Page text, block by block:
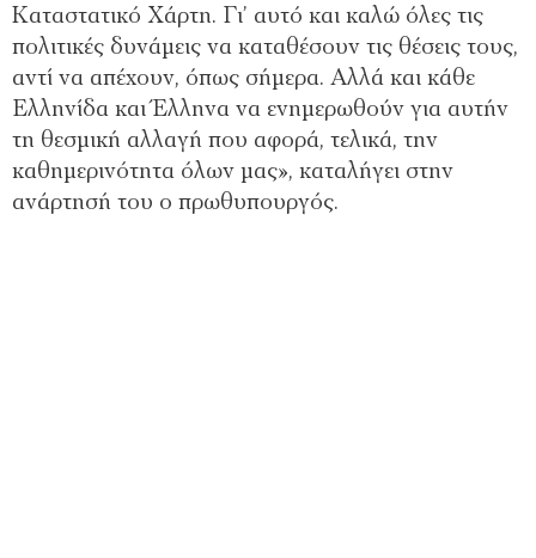
Καταστατικό Χάρτη. Γι’ αυτό και καλώ όλες τις
πολιτικές δυνάμεις να καταθέσουν τις θέσεις τους,
αντί να απέχουν, όπως σήμερα. Αλλά και κάθε
Ελληνίδα και Έλληνα να ενημερωθούν για αυτήν
τη θεσμική αλλαγή που αφορά, τελικά, την
καθημερινότητα όλων μας», καταλήγει στην
ανάρτησή του ο πρωθυπουργός.